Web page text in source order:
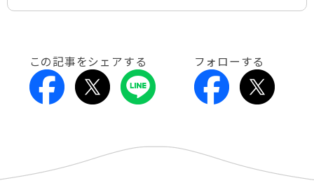
この記事をシェアする フォローする